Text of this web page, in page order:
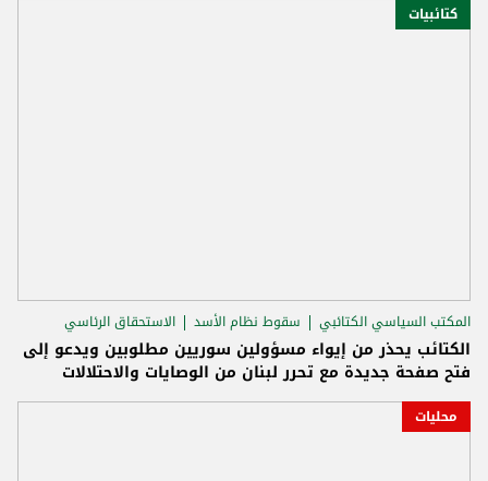
كتائبيات
المكتب السياسي الكتائبي سقوط نظام الأسد الاستحقاق الرئاسي
الكتائب يحذر من إيواء مسؤولين سوريين مطلوبين ويدعو إلى
فتح صفحة جديدة مع تحرر لبنان من الوصايات والاحتلالات
محليات